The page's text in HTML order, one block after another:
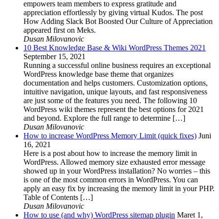
empowers team members to express gratitude and
appreciation effortlessly by giving virtual Kudos. The post
How Adding Slack Bot Boosted Our Culture of Appreciation
appeared first on Meks.
Dusan Milovanovic
10 Best Knowledge Base & Wiki WordPress Themes 2021
September 15, 2021
Running a successful online business requires an exceptional
WordPress knowledge base theme that organizes
documentation and helps customers. Customization options,
intuitive navigation, unique layouts, and fast responsiveness
are just some of the features you need. The following 10
WordPress wiki themes represent the best options for 2021
and beyond. Explore the full range to determine […]
Dusan Milovanovic
How to increase WordPress Memory Limit (quick fixes) Juni
16, 2021
Here is a post about how to increase the memory limit in
WordPress. Allowed memory size exhausted error message
showed up in your WordPress installation? No worries – this
is one of the most common errors in WordPress. You can
apply an easy fix by increasing the memory limit in your PHP.
Table of Contents […]
Dusan Milovanovic
How to use (and why) WordPress sitemap plugin Maret 1,